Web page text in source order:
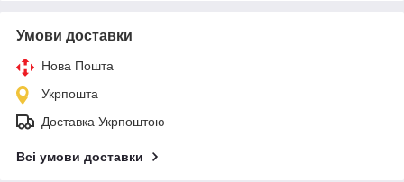
Умови доставки
Нова Пошта
Укрпошта
Доставка Укрпоштою
Всі умови доставки